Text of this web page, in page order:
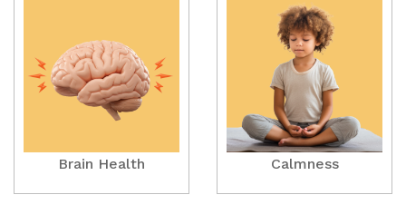
Calmness
Brain Health